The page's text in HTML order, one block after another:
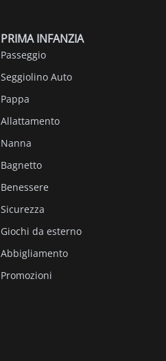
PRIMA INFANZIA
Passeggio
Seggiolino Auto
Pappa
Allattamento
Nanna
Bagnetto
Benessere
Sicurezza
Giochi da esterno
Abbigliamento
Promozioni